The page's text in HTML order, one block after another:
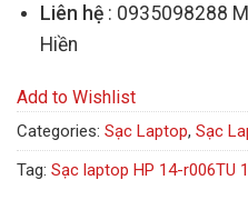
Liên hệ: 0935098288
Hiền
Add to Wishlist
Categories: Sạc Laptop, Sạc
Tag: Sạc laptop HP 14-r006TU